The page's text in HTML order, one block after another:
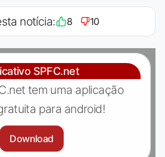
notícia: 8 10
SPFC.net
tem uma aplicação
para android!
Download